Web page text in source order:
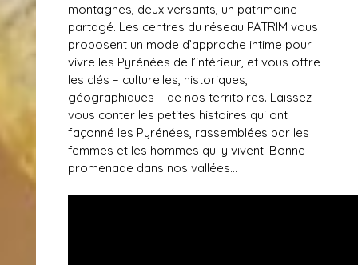
montagnes, deux versants, un patrimoine
partagé. Les centres du réseau PATRIM vous
proposent un mode d’approche intime pour
vivre les Pyrénées de l’intérieur, et vous offre
les clés – culturelles, historiques,
géographiques – de nos territoires. Laissez-
vous conter les petites histoires qui ont
façonné les Pyrénées, rassemblées par les
femmes et les hommes qui y vivent. Bonne
promenade dans nos vallées…